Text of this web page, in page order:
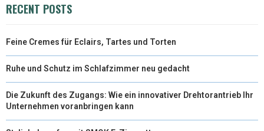
E
R
)
K S
RECENT POSTS
Feine Cremes für Eclairs, Tartes und Torten
Ruhe und Schutz im Schlafzimmer neu gedacht
Die Zukunft des Zugangs: Wie ein innovativer Drehtorantrieb Ihr
Unternehmen voranbringen kann